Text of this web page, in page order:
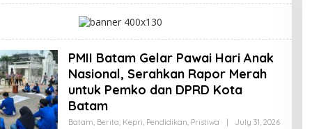
A
PMII Batam Gelar Pawai Hari Anak
Nasional, Serahkan Rapor Merah
untuk Pemko dan DPRD Kota
Batam
Batam Berita Kepri Pendidikan Pristiwa | July 31, 2026B